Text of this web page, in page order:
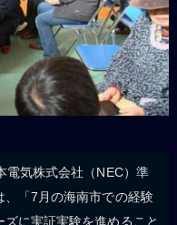
電気株式会社（NEC）準
「7月の海南市での経験
に実証実験を進めること